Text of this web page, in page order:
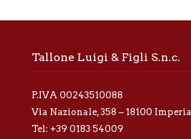
a
i
v
c
y
Tallone Luigi & Figli S.n.c.
P.IVA 00243510088
Via Nazionale, 358 – 18100 Imperia
Tel: +39 0183 54009